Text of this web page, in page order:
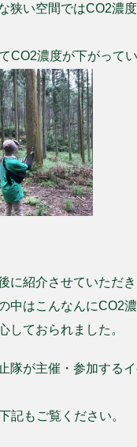
狭い空間ではCO2濃
CO2濃度が下がって
に紹介させていただき
中はこんなんにCO2
しておられました。
隊が主催・参加する
記もご覧ください。